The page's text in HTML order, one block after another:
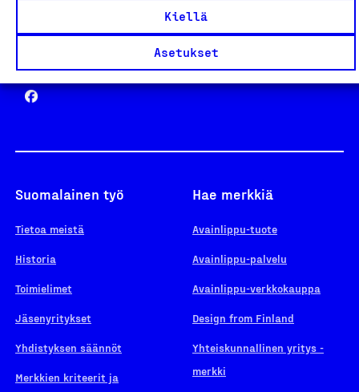
Kiellä
Asetukset
Yhteiskunnallinen Yritys -merkki
Suomalainen työ
Tietoa meistä
Historia
Toimielimet
Jäsenyritykset
Yhdistyksen säännöt
Merkkien kriteerit ja
Hae merkkiä
Avainlippu-tuote
Avainlippu-palvelu
Avainlippu-verkkokauppa
Design from Finland
Yhteiskunnallinen yritys -
merkki